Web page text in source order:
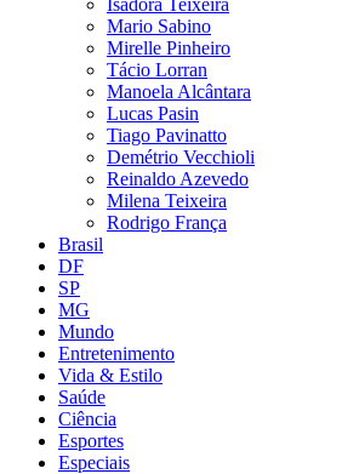
Mario Sabino
Mirelle Pinheiro
Tácio Lorran
Manoela Alcântara
Lucas Pasin
Tiago Pavinatto
Demétrio Vecchioli
Reinaldo Azevedo
Milena Teixeira
Rodrigo França
Brasil
DF
SP
MG
Mundo
Entretenimento
Vida & Estilo
Saúde
Ciência
Esportes
Especiais